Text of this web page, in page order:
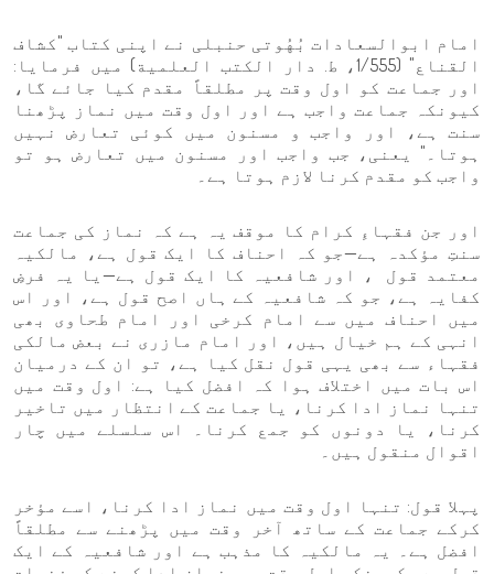
امام ابوالسعادات بُهُوتی حنبلی نے اپنی کتاب "کشاف
القناع" (1/555، ط. دار الكتب العلمية) میں فرمایا:
اور جماعت کو اول وقت پر مطلقاً مقدم کیا جائے گا،
کیونکہ جماعت واجب ہے اور اول وقت میں نماز پڑھنا
سنت ہے، اور واجب و مسنون میں کوئی تعارض نہیں
ہوتا۔" یعنی، جب واجب اور مسنون میں تعارض ہو تو
واجب کو مقدم کرنا لازم ہوتا ہے۔
اور جن فقہاءِ کرام کا موقف یہ ہے کہ نماز کی جماعت
سنتِ مؤکدہ ہے—جو کہ احناف کا ایک قول ہے، مالکیہ
معتمد قول ، اور شافعیہ کا ایک قول ہے—یا یہ فرضِ
کفایہ ہے، جو کہ شافعیہ کے ہاں اصح قول ہے، اور اس
میں احناف میں سے امام کرخی اور امام طحاوی بھی
انہی کے ہم خیال ہیں، اور امام مازری نے بعض مالکی
فقہاء سے بھی یہی قول نقل کیا ہے، تو ان کے درمیان
اس بات میں اختلاف ہوا کہ افضل کیا ہے: اول وقت میں
تنہا نماز ادا کرنا، یا جماعت کے انتظار میں تاخیر
کرنا، یا دونوں کو جمع کرنا۔ اس سلسلے میں چار
اقوال منقول ہیں۔
پہلا قول: تنہا اول وقت میں نماز ادا کرنا، اسے مؤخر
کرکے جماعت کے ساتھ آخر وقت میں پڑھنے سے مطلقاً
افضل ہے۔ یہ مالکیہ کا مذہب ہے اور شافعیہ کے ایک